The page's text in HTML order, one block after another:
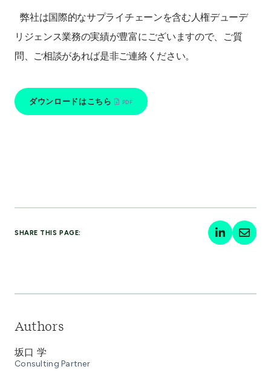
弊社は国際的なサプライチェーンを含む人権デューデ
リジェンス業務の実績が豊富にございますので、ご質
問、ご相談があれば是非ご連絡ください。
ダウンロードはこちら
SHARE THIS PAGE:
Authors
坂口 学
Consulting Partner